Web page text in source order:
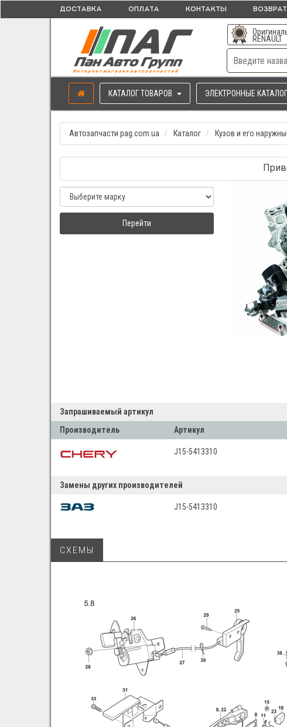
ДОСТАВКА ОПЛАТА КОНТАКТЫ
RENAULT
КАТАЛОГ ТОВАРОВ ЭЛЕКТРОННЫЕ
Автозапчасти pag.com.ua Каталог Кузов и его
Перейти
Запрашиваемый артикул
Производитель
Артикул
J15-5413310
Замены других производителей
J15-5413310
СХЕМЫ